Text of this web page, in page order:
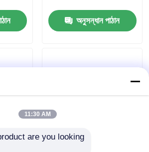
অনুসন্ধান পাঠান
11:30 AM
are you looking